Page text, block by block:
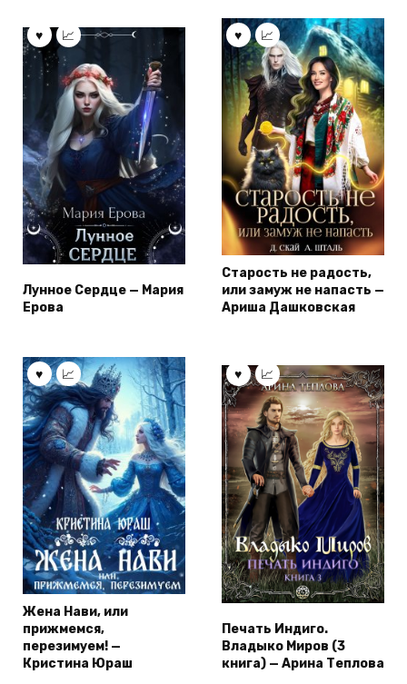
Лунное Сердце — Мария
Ерова
Старость не радость,
или замуж не напасть —
Ариша Дашковская
Жена Нави, или
прижмемся,
перезимуем! —
Кристина Юраш
Печать Индиго.
Владыко Миров (3
книга) — Арина Теплова